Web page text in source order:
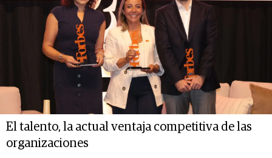
El talento, la actual ventaja competitiva de las
organizaciones